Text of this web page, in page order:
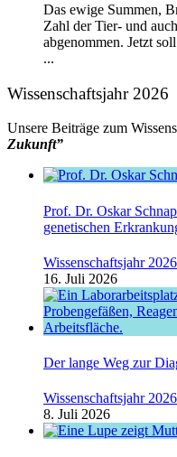
Das ewige Summen,
Zahl der Tier- und
abgenommen. Jetzt
...
Wissenschaftsjahr 2026
Unsere Beiträge zum
Zukunft”
Prof. Dr. Oskar
genetischen
Wissenschaftsjahr 2026
16. Juli 2026
Der lange Weg zur
Wissenschaftsjahr 2026
8. Juli 2026